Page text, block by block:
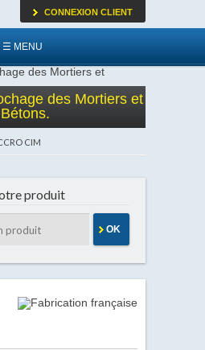
☰ MENU
CONNEXION CLIENT
des Mortiers et
Bétons.
CIM
produit
OK